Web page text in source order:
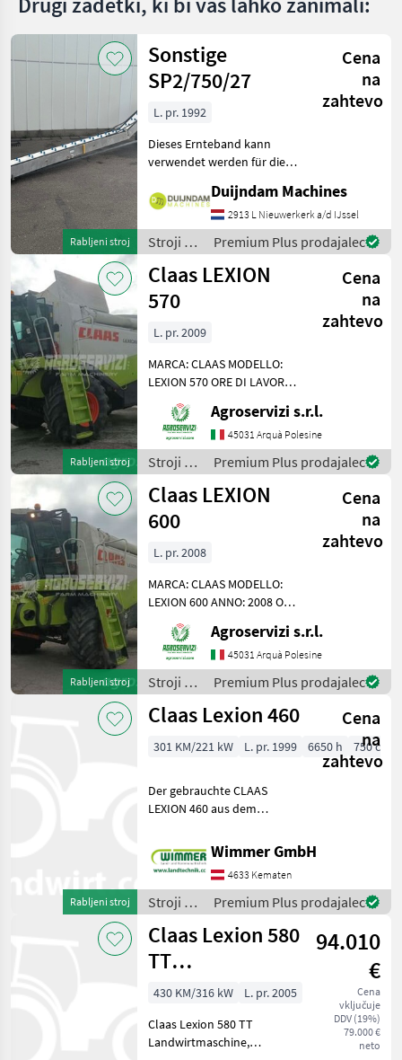
R7
MARKETPLACE
Ponudbe
trgovcev
Mali
oglasi
Rabljeni stroj
Sonstige
SP2/750/27
Cena
na
zahtevo
L. pr. 1992
Dieses Ernteband kann
verwendet werden für die
handwerklich geerntes
Gewächs, wie zB.
Blumenkohl, Endivie,
Sellerie, Rosenkohl, Salat,
Brokkoli,
Duijndam Machines
2913 L Nieuwerkerk a/d IJssel
Stroji za
spravilo
-
poljedelstvo
/
Sonstige
Premium Plus prodajalec
Rabljeni stroj
Claas LEXION
570
Cena
na
zahtevo
L. pr. 2009
MARCA: CLAAS MODELLO:
LEXION 570 ORE DI LAVORO
DI TREBBIATURA: IBRIDO A
DUE ROTORI POTENZA: 394
CV ORE DI LAVORO: 6925
PNEUMATICI POSTERIORI:
Agroservizi s.r.l.
45031 Arquà Polesine
Stroji za
spravilo
-
poljedelstvo
/ Claas
Premium Plus prodajalec
Rabljeni stroj
Claas LEXION
600
Cena
na
zahtevo
L. pr. 2008
MARCA: CLAAS MODELLO:
LEXION 600 ANNO: 2008 ORE
4100 SISTEMI DI
TREBBIATURA: IBRIDO A
DUE ROTORI POTENZA: 530
CV ORE DI LAVORO: 6704
PNEUMATICI
Agroservizi s.r.l.
45031 Arquà Polesine
Stroji za
spravilo
-
/ Claas
Premium Plus prodajalec
Rabljeni stroj
Claas Lexion 460
Cena
na
zahtevo
301 KM/221 kW L. pr. 1999 6650 h 750 cm
Der gebrauchte CLAAS
LEXION 460 aus dem
leistungsstarker und
bewährter Mähdrescher für
professionelle
Erntearbeiten. Mit 6.650
Betriebsstunden u
Wimmer GmbH
4633 Kematen
Stroji za
spravilo
-
poljedelstvo
/ Claas
Premium Plus prodajalec
Claas Lexion 580
TT
Landwirtmaschine
Mercedes-Mo
94.010
€
Cena
vključuje
DDV (19%)
79.000 €
neto
430 KM/316 kW
L. pr. 2005
Claas Lexion 580 TT
Landwirtmaschine,